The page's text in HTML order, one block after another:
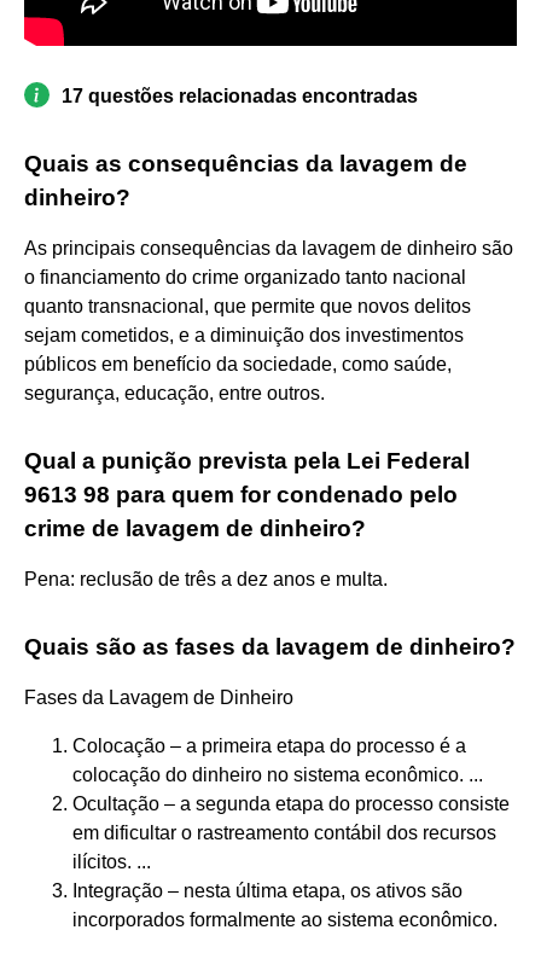
17 questões relacionadas encontradas
Quais as consequências da lavagem de
dinheiro?
As principais consequências da lavagem de dinheiro são
o financiamento do crime organizado tanto nacional
quanto transnacional, que permite que novos delitos
sejam cometidos, e a diminuição dos investimentos
públicos em benefício da sociedade, como saúde,
segurança, educação, entre outros.
Qual a punição prevista pela Lei Federal
9613 98 para quem for condenado pelo
crime de lavagem de dinheiro?
Pena: reclusão de três a dez anos e multa.
Quais são as fases da lavagem de dinheiro?
Fases da Lavagem de Dinheiro
Colocação – a primeira etapa do processo é a
colocação do dinheiro no sistema econômico. ...
Ocultação – a segunda etapa do processo consiste
em dificultar o rastreamento contábil dos recursos
ilícitos. ...
Integração – nesta última etapa, os ativos são
incorporados formalmente ao sistema econômico.